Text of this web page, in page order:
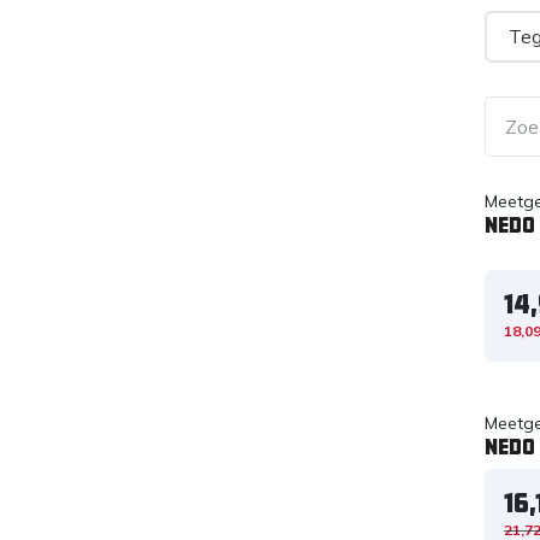
18,09
21,72